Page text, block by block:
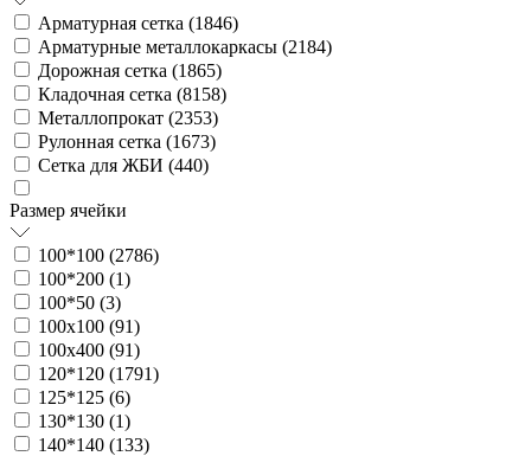
Арматурная сетка (1846)
Арматурные металлокаркасы (2184)
Дорожная сетка (1865)
Кладочная сетка (8158)
Металлопрокат (2353)
Рулонная сетка (1673)
Сетка для ЖБИ (440)
Размер ячейки
100*100 (2786)
100*200 (1)
100*50 (3)
100х100 (91)
100х400 (91)
120*120 (1791)
125*125 (6)
130*130 (1)
140*140 (133)